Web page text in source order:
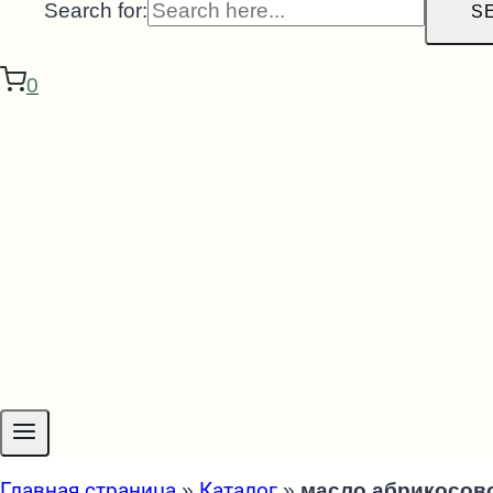
Search for:
0